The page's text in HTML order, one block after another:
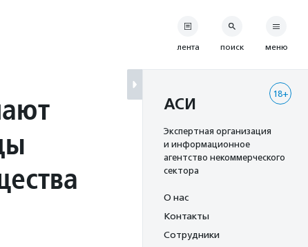
лента поиск меню
18+
АСИ
Экспертная организация
и информационное
агентство некоммерческого
сектора
О нас
Контакты
Сотрудники